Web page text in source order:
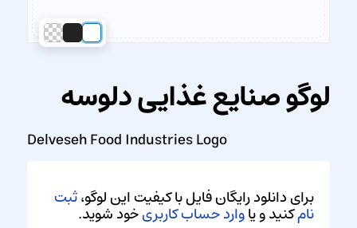
لوگو صنایع غذایی دلوسه
Delveseh Food Industries Logo
برای دانلود رایگان فایل با کیفیت این لوگو،ثبت
نامکنید و یاوارد حساب کاربریخود شوید.